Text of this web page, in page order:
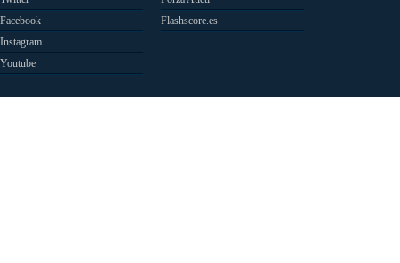
Facebook
Instagram
Youtube
Flashscore.es